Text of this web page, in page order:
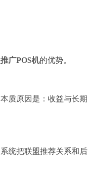
广POS机的优势。
质原因是：收益与长期
统把联盟推荐关系和后